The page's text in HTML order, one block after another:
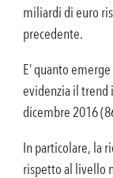
miliardi di euro
precedente.
E’ quanto
evidenzia il trend
dicembre 2016
In particolare, la
rispetto al livello